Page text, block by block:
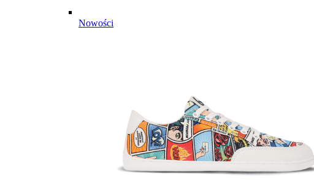
Nowości